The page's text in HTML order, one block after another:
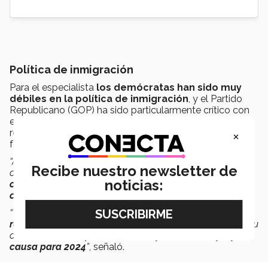
Política de inmigración
Para el especialista los demócratas han sido muy
débiles en la política de inmigración, y el Partido
Republicano (GOP) ha sido particularmente crítico con
esto. Estados como Florida y Texas son bastiones
republicanos que critican abiertamente la política
federal de inmigración de Biden.
“Aunque el expresidenteDonald Trumpestá luchando
contra casos legales,todavía está muy activo en la
carrera para 2024
la política de inmigración es su
clave para el boleto.
“Trump está ocupado promoviendo candidatos
republicanos de extrema derecha
que simpatizan con su
causa,
causa para 2024”, señaló.
×
Recibe nuestro newsletter de
noticias: